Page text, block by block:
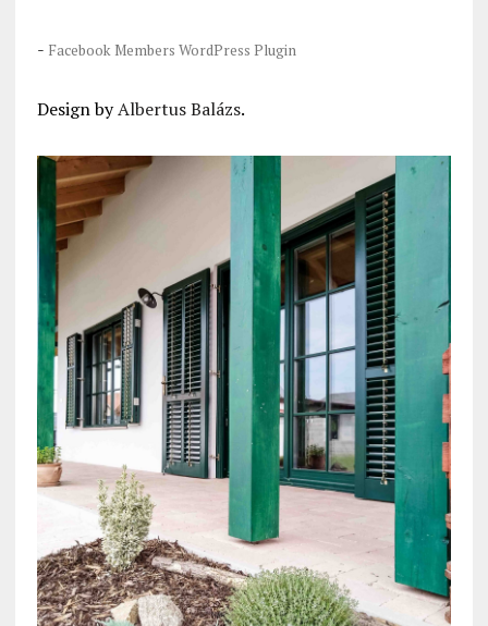
- Facebook Members WordPress Plugin
Design byAlbertus Balázs.